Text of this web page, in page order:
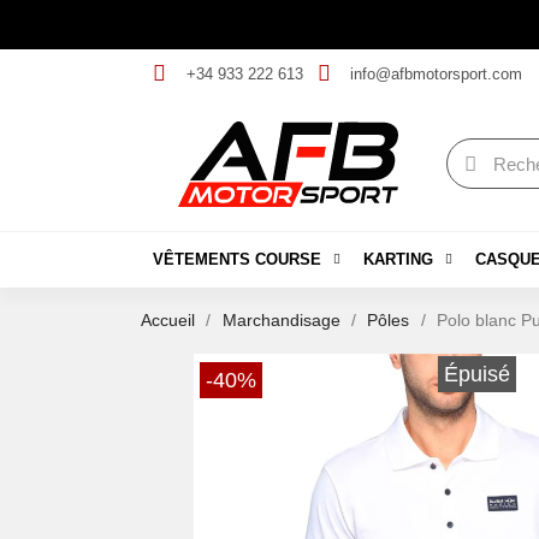
+34 933 222 613 info@afbmotorsport.com
VÊTEMENTS COURSE KARTING
Accueil Marchandisage Pôles Polo blanc
-40% Épuisé